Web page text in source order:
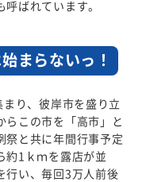
ばれています。
まらないっ！
り、彼岸市を盛り立
らこの市を「高市」と
祭と共に年間行事予定
約1ｋｍを露店が並
行い、毎回3万人前後